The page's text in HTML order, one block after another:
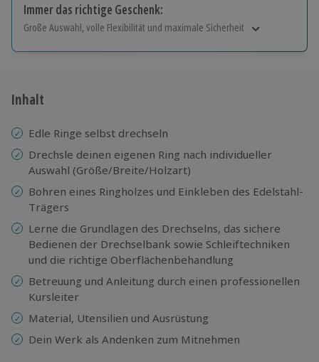
Immer das richtige Geschenk:
Große Auswahl, volle Flexibilität und maximale Sicherheit
Jeder Gutschein für alle Erlebnisse einlösbar.
Inhalt
Edle Ringe selbst drechseln
Drechsle deinen eigenen Ring nach individueller
Auswahl (Größe/Breite/Holzart)
Bohren eines Ringholzes und Einkleben des Edelstahl-
Trägers
Lerne die Grundlagen des Drechselns, das sichere
Bedienen der Drechselbank sowie Schleiftechniken
und die richtige Oberflächenbehandlung
Betreuung und Anleitung durch einen professionellen
Kursleiter
Material, Utensilien und Ausrüstung
Dein Werk als Andenken zum Mitnehmen